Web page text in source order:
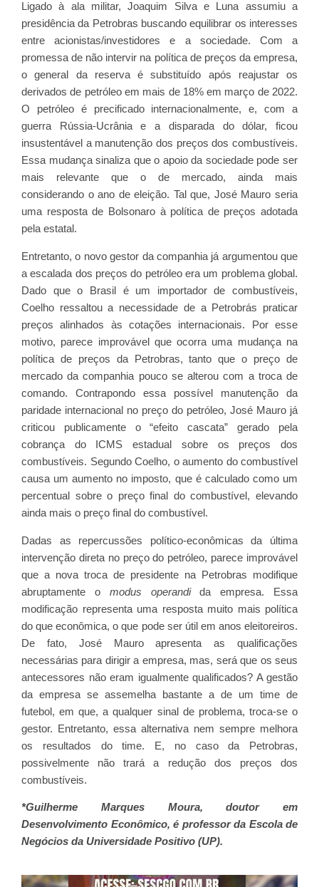
Ligado à ala militar, Joaquim Silva e Luna assumiu a
presidência da Petrobras buscando equilibrar os interesses
entre acionistas/investidores e a sociedade. Com a
promessa de não intervir na política de preços da empresa,
o general da reserva é substituído após reajustar os
derivados de petróleo em mais de 18% em março de 2022.
O petróleo é precificado internacionalmente, e, com a
guerra Rússia-Ucrânia e a disparada do dólar, ficou
insustentável a manutenção dos preços dos combustíveis.
Essa mudança sinaliza que o apoio da sociedade pode ser
mais relevante que o de mercado, ainda mais
considerando o ano de eleição. Tal que, José Mauro seria
uma resposta de Bolsonaro à política de preços adotada
pela estatal.
Entretanto, o novo gestor da companhia já argumentou que
a escalada dos preços do petróleo era um problema global.
Dado que o Brasil é um importador de combustíveis,
Coelho ressaltou a necessidade de a Petrobrás praticar
preços alinhados às cotações internacionais. Por esse
motivo, parece improvável que ocorra uma mudança na
política de preços da Petrobras, tanto que o preço de
mercado da companhia pouco se alterou com a troca de
comando. Contrapondo essa possível manutenção da
paridade internacional no preço do petróleo, José Mauro já
criticou publicamente o “efeito cascata” gerado pela
cobrança do ICMS estadual sobre os preços dos
combustíveis. Segundo Coelho, o aumento do combustível
causa um aumento no imposto, que é calculado como um
percentual sobre o preço final do combustível, elevando
ainda mais o preço final do combustível.
Dadas as repercussões político-econômicas da última
intervenção direta no preço do petróleo, parece improvável
que a nova troca de presidente na Petrobras modifique
abruptamente o modus operandida empresa. Essa
modificação representa uma resposta muito mais política
do que econômica, o que pode ser útil em anos eleitoreiros.
De fato, José Mauro apresenta as qualificações
necessárias para dirigir a empresa, mas, será que os seus
antecessores não eram igualmente qualificados? A gestão
da empresa se assemelha bastante a de um time de
futebol, em que, a qualquer sinal de problema, troca-se o
gestor. Entretanto, essa alternativa nem sempre melhora
os resultados do time. E, no caso da Petrobras,
possivelmente não trará a redução dos preços dos
combustíveis.
*Guilherme Marques Moura, doutor em
Desenvolvimento Econômico, é professor da Escola de
Negócios da Universidade Positivo (UP).